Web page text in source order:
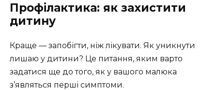
Профілактика: як захистити
дитину
Краще — запобігти, ніж лікувати. Як уникнути
лишаю у дитини? Це питання, яким варто
задатися ще до того, як у вашого малюка
з’являться перші симптоми.